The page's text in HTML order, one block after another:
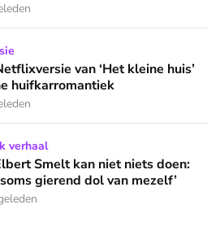
‘Het kleine huis’ biedt fijne
van ‘Het kleine huis’
huifkarromantiek
niet niets doen: ‘Ik word soms
verhaal
Smelt kan niet niets doen:
gierend dol van mezelf’